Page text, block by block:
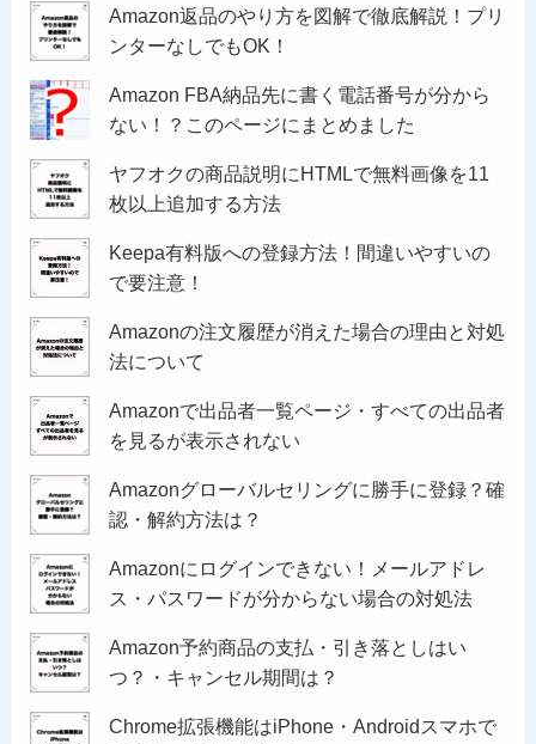
Amazon返品のやり方を図解で徹底解説！プリ
ンターなしでもOK！
Amazon FBA納品先に書く電話番号が分から
ない！？このページにまとめました
ヤフオクの商品説明にHTMLで無料画像を11
枚以上追加する方法
Keepa有料版への登録方法！間違いやすいの
で要注意！
Amazonの注文履歴が消えた場合の理由と対処
法について
Amazonで出品者一覧ページ・すべての出品者
を見るが表示されない
Amazonグローバルセリングに勝手に登録？確
認・解約方法は？
Amazonにログインできない！メールアドレ
ス・パスワードが分からない場合の対処法
Amazon予約商品の支払・引き落としはい
つ？・キャンセル期間は？
Chrome拡張機能はiPhone・Androidスマホで